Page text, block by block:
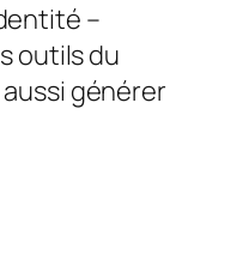
–
outils du
générer